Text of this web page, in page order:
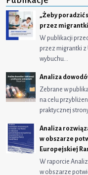
„Żeby poradzić
przez
W publikacji
przez migrantki z
wybuchu…
Analiza
Zebrane w
na celu
praktycznej
Analiza
w obszarze
Europejskiej
W raporcie
w obszarze